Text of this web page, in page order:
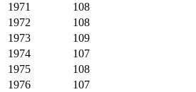
1971
108
1972
108
1973
109
1974
107
1975
108
1976
107